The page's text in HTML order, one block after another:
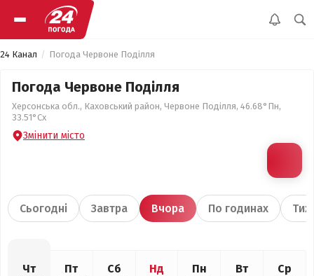
24 Канал Погода Червоне Поділля
Погода Червоне Поділля
Херсонська обл., Каховський район, Червоне Поділля, 46.68°Пн,
33.51°Сх
Змінити місто
Сьогодні Завтра Вчора По годинах
Чт Пт Сб Нд Пн Вт Ср